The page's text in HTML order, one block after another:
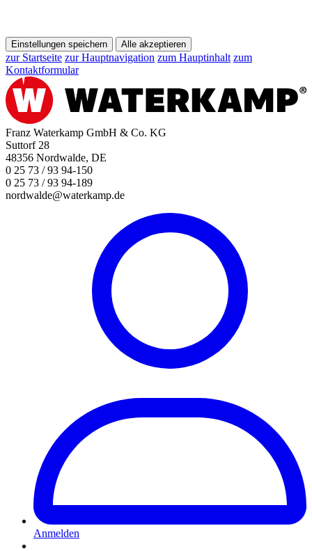
Einstellungen speichern Alle akzeptieren
zur Startseite zur Hauptnavigation zum Hauptinhalt zum
Kontaktformular
Franz Waterkamp GmbH & Co. KG
Suttorf 28
48356 Nordwalde, DE
0 25 73 / 93 94-150
0 25 73 / 93 94-189
nordwalde@waterkamp.de
Anmelden